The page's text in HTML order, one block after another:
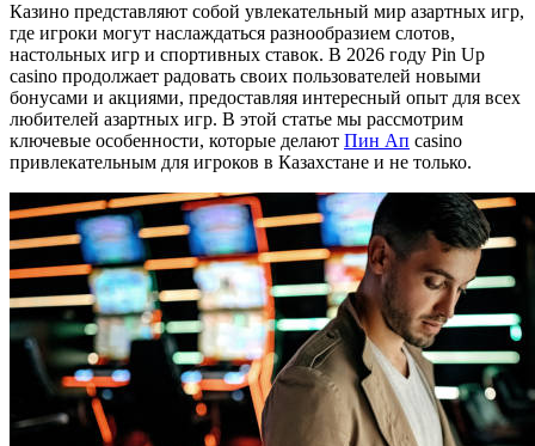
Казино представляют собой увлекательный мир азартных игр,
где игроки могут наслаждаться разнообразием слотов,
настольных игр и спортивных ставок. В 2026 году Pin Up
casino продолжает радовать своих пользователей новыми
бонусами и акциями, предоставляя интересный опыт для всех
любителей азартных игр. В этой статье мы рассмотрим
ключевые особенности, которые делают Пин Ап casino
привлекательным для игроков в Казахстане и не только.